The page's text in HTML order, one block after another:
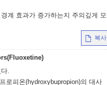
계 효과가 증가하는지 주의깊게 모
복사
.
로피온(hydroxybupropion)의 대사